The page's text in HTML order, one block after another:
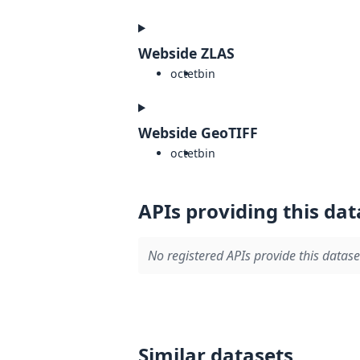
Webside ZLAS
octetbin
Webside GeoTIFF
octetbin
APIs providing this
No registered APIs provide this
Similar datasets